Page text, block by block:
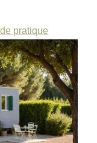
pratique